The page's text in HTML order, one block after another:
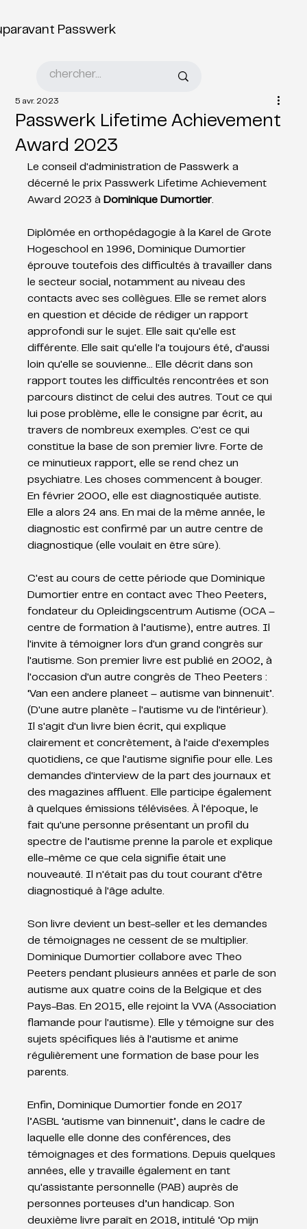
Passwerk
Passwerk Lifetime Achievement
Award 2023
5 avr. 2023
Le conseil d'administration de Passwerk a
décerné le prix Passwerk Lifetime Achievement
Award 2023 à Dominique Dumortier
Diplômée en orthopédagogie à la Karel de Grote
Hogeschool en 1996, Dominique Dumortier
éprouve toutefois des difficultés à travailler dans
le secteur social, notamment au niveau des
contacts avec ses collègues. Elle se remet alors
en question et décide de rédiger un rapport
approfondi sur le sujet. Elle sait qu'elle est
différente. Elle sait qu'elle l'a toujours été, d'aussi
loin qu'elle se souvienne… Elle décrit dans son
rapport toutes les difficultés rencontrées et son
parcours distinct de celui des autres. Tout ce qui
lui pose problème, elle le consigne par écrit, au
travers de nombreux exemples. C'est ce qui
constitue la base de son premier livre. Forte de
ce minutieux rapport, elle se rend chez un
psychiatre. Les choses commencent à bouger.
En février 2000, elle est diagnostiquée autiste.
Elle a alors 24 ans. En mai de la même année, le
diagnostic est confirmé par un autre centre de
diagnostique (elle voulait en être sûre).
C'est au cours de cette période que Dominique
Dumortier entre en contact avec Theo Peeters,
fondateur du Opleidingscentrum Autisme (OCA –
centre de formation à l’autisme), entre autres. Il
l'invite à témoigner lors d'un grand congrès sur
l'autisme. Son premier livre est publié en 2002, à
l'occasion d'un autre congrès de Theo Peeters :
‘Van een andere planeet – autisme van binnenuit’.
(D'une autre planète - l'autisme vu de l'intérieur).
Il s'agit d'un livre bien écrit, qui explique
clairement et concrètement, à l'aide d'exemples
quotidiens, ce que l'autisme signifie pour elle. Les
demandes d'interview de la part des journaux et
des magazines affluent. Elle participe également
à quelques émissions télévisées. À l'époque, le
fait qu'une personne présentant un profil du
spectre de l’autisme prenne la parole et explique
elle-même ce que cela signifie était une
nouveauté. Il n'était pas du tout courant d'être
diagnostiqué à l'âge adulte.
Son livre devient un best-seller et les demandes
de témoignages ne cessent de se multiplier.
Dominique Dumortier collabore avec Theo
Peeters pendant plusieurs années et parle de son
autisme aux quatre coins de la Belgique et des
Pays-Bas. En 2015, elle rejoint la VVA (Association
flamande pour l'autisme). Elle y témoigne sur des
sujets spécifiques liés à l'autisme et anime
régulièrement une formation de base pour les
parents.
Enfin, Dominique Dumortier fonde en 2017
l’ASBL ‘autisme van binnenuit’, dans le cadre de
laquelle elle donne des conférences, des
témoignages et des formations. Depuis quelques
années, elle y travaille également en tant
qu'assistante personnelle (PAB) auprès de
personnes porteuses d’un handicap. Son
deuxième livre paraît en 2018, intitulé ‘Op mijn